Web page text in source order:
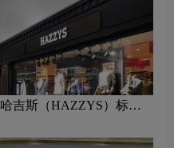
哈吉斯（HAZZYS）标志